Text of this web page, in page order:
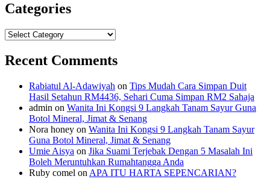
Categories
Categories
Recent Comments
Rabiatul Al-Adawiyah on Tips Mudah Cara Simpan Duit
Hasil Setahun RM4436, Sehari Cuma Simpan RM2 Sahaja
admin on Wanita Ini Kongsi 9 Langkah Tanam Sayur Guna
Botol Mineral, Jimat & Senang
Nora honey on Wanita Ini Kongsi 9 Langkah Tanam Sayur
Guna Botol Mineral, Jimat & Senang
Umie Aisya on Jika Suami Terjebak Dengan 5 Masalah Ini
Boleh Meruntuhkan Rumahtangga Anda
Ruby comel on APA ITU HARTA SEPENCARIAN?